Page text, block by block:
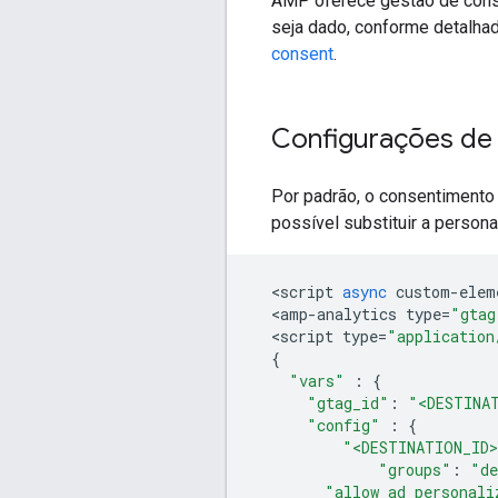
seja dado, conforme
consent.
Configurações
Por padrão, o
possível substituir a
<script async custom-
<amp-analytics type=
<script type=
{
"vars"
:
{
"gtag_id" :
"config"
:
{
"groups" :